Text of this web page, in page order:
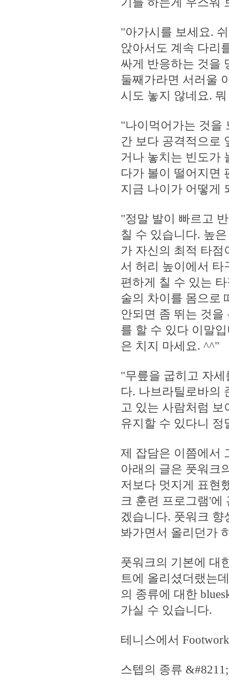
"아가시를 보세요.
앉아서도 계속 다리
싸게 반응하는 것을
둘째가라면 서러울
시도 놓지 않네요.
"나이먹어가는 것을
간 보다 공격적으로
거나 놓치는 빈도가
다가 볼이 떨어지면
지금 나이가 어떻게
"정말 발이 빠르고
칠 수 있습니다. 높
가 자신의 최적 타
서 허리 높이에서 타
편하게 칠 수 있는
술의 차이를 몸으로
안되면 좀 뛰는 것
를 할 수 있다 이말
은 치지 마세요. ^^"
"무릎을 굽히고 자
다. 나브라틸로바의
고 있는 사람처럼
유지할 수 있다니 정
제 잡담은 이쯤에서
아래의 글은 풋워크
저보다 멋지게 표현
크 훈련 프로그램'에
겠습니다. 풋워크
봐가면서 올리던가
풋워크의 기본에 대
트에 올리셨더랬는
의 종류에 대한
가실 수 있습니다.
테니스에서
스텝의 종류